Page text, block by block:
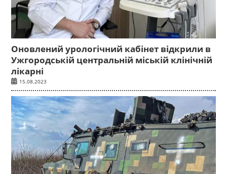
Оновлений урологічний кабінет відкрили в
Ужгородській центральній міській клінічній
лікарні
15.08.2023